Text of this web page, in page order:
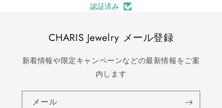
認証済み
CHARIS Jewelry メール登録
新着情報や限定キャンペーンなどの最新情報をご案
内します
メール